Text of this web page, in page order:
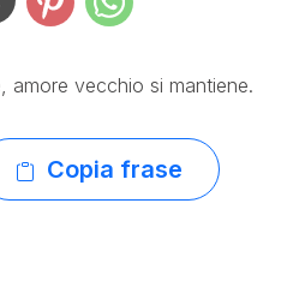
amore vecchio si mantiene.
Copia frase